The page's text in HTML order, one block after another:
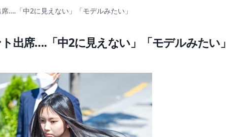
….「中2に見えない」「モデルみたい」
出席….「中2に見えない」「モデルみたい」